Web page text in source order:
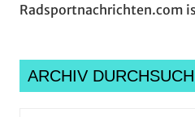
Radsportnachrichten.com
ARCHIV